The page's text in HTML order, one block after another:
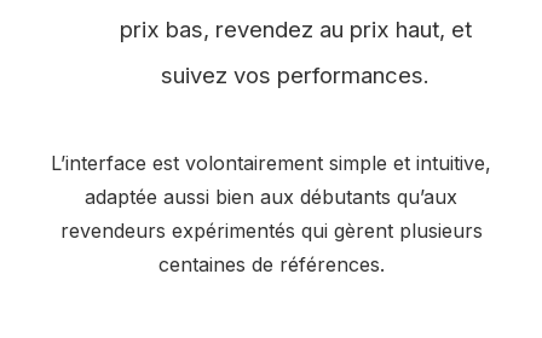
prix bas, revendez au prix haut, et
suivez vos performances.
L’interface est volontairement simple et intuitive,
adaptée aussi bien aux débutants qu’aux
revendeurs expérimentés qui gèrent plusieurs
centaines de références.